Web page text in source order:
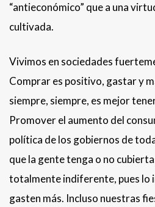
“antieconómico” que a una
cultivada.
Vivimos en sociedades
Comprar es positivo, gastar y
siempre, siempre, es mejor
Promover el aumento del
política de los gobiernos de
que la gente tenga o no
totalmente indiferente, pues lo
gasten más. Incluso nuestras